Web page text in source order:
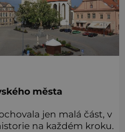
města
jen malá část, v
na každém kroku.